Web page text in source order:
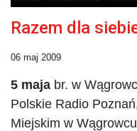
Razem dla
06 maj 2009
5 maja br. w
Polskie Radio
Miejskim w